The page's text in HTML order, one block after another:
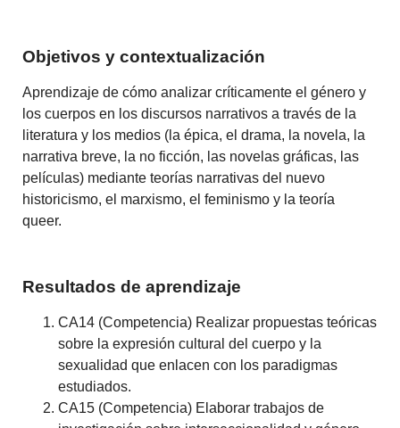
Objetivos y contextualización
Aprendizaje de cómo analizar críticamente el género y
los cuerpos en los discursos narrativos a través de la
literatura y los medios (la épica, el drama, la novela, la
narrativa breve, la no ficción, las novelas gráficas, las
películas) mediante teorías narrativas del nuevo
historicismo, el marxismo, el feminismo y la teoría
queer.
Resultados de aprendizaje
CA14 (Competencia) Realizar propuestas teóricas
sobre la expresión cultural del cuerpo y la
sexualidad que enlacen con los paradigmas
estudiados.
CA15 (Competencia) Elaborar trabajos de